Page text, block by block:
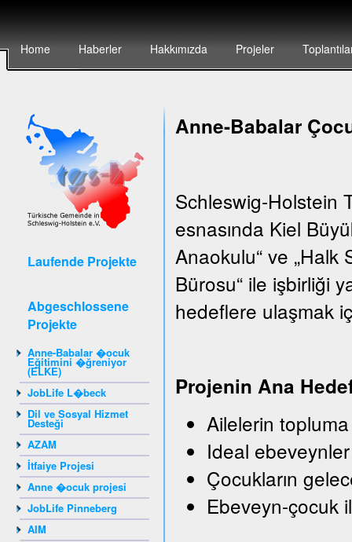
Home Haberler Hakkımızda Projeler
Laufende Projekte
Abgeschlossene
Projekte
Anne-Babalar �ocuk
Eğitimini �ğreniyor
(ELKE)
JobLife L�beck
Dil ve Sosyal Hizmet
Desteği
AZAM
İtfaiye Projesi
Anne �ocuk projesi
JobLife Pinneberg
AIM
Anne-Babalar
Schleswig-Holstein
esnasında Kiel
Anaokulu“ ve „Halk
Bürosu“ ile işbirliği
hedeflere ulaşmak
Projenin Ana
Ailelerin topluma
Ideal
Çocukların
Ebeveyn-çocuk